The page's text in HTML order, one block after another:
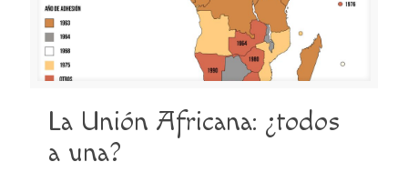
La Unión Africana: ¿todos
a una?